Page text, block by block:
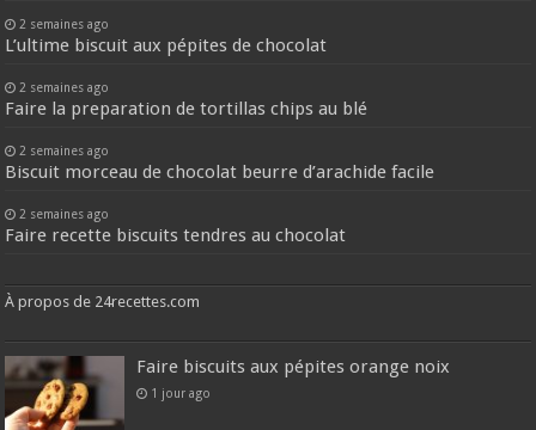
2 semaines ago
L’ultime biscuit aux pépites de chocolat
2 semaines ago
Faire la preparation de tortillas chips au blé
2 semaines ago
Biscuit morceau de chocolat beurre d’arachide facile
2 semaines ago
Faire recette biscuits tendres au chocolat
À propos de 24recettes.com
Faire biscuits aux pépites orange noix
1 jour ago